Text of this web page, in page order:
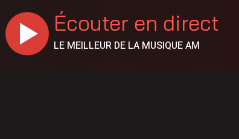
Écouter en direct
LE MEILLEUR DE LA MUSIQUE AM